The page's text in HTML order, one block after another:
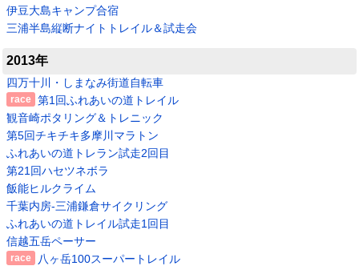
伊豆大島キャンプ合宿
三浦半島縦断ナイトトレイル＆試走会
2013年
四万十川・しまなみ街道自転車
第1回ふれあいの道トレイル
観音崎ポタリング＆トレニック
第5回チキチキ多摩川マラトン
ふれあいの道トレラン試走2回目
第21回ハセツネボラ
飯能ヒルクライム
千葉内房-三浦鎌倉サイクリング
ふれあいの道トレイル試走1回目
信越五岳ペーサー
八ヶ岳100スーパートレイル